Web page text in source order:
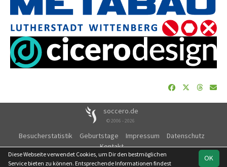
soccero.de
© 2006 - 2026
Besucherstatistik Geburtstage Impressum
Datenschutz
Kontakt
OK
Diese Webseite verwendet Cookies, um Dir den bestmöglichen
Service bieten zu können. Entsprechende Informationen findest